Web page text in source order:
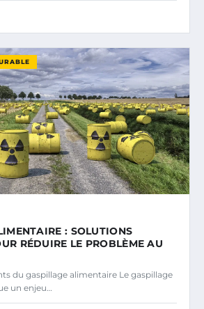
: SOLUTIONS
RÉDUIRE LE PROBLÈME AU
du gaspillage alimentaire Le gaspillage
un enjeu…